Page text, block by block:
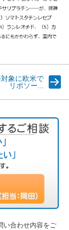
象に欧米で
リポソー...
い合わせ内容をご